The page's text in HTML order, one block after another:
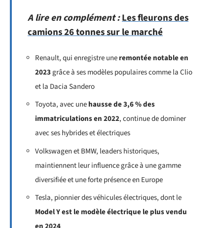
A lire en complément :Les fleurons des
camions 26 tonnes sur le marché
Renault, qui enregistre uneremontée notable en
2023grâce à ses modèles populaires comme la Clio
et la Dacia Sandero
Toyota, avec unehausse de 3,6 % des
immatriculations en 2022, continue de dominer
avec ses hybrides et électriques
Volkswagen et BMW, leaders historiques,
maintiennent leur influence grâce à une gamme
diversifiée et une forte présence en Europe
Tesla, pionnier des véhicules électriques, dont le
Model Y est le modèle électrique le plus vendu